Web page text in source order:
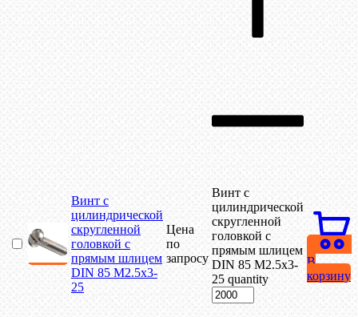
Винт с
цилиндрической
скругленной
головкой с
прямым шлицем
DIN 85 М2.5х3-
25
Цена
по
запросу
Винт с
цилиндрической
скругленной
головкой с
прямым шлицем
DIN 85 М2.5х3-
25 quantity
В
корзину